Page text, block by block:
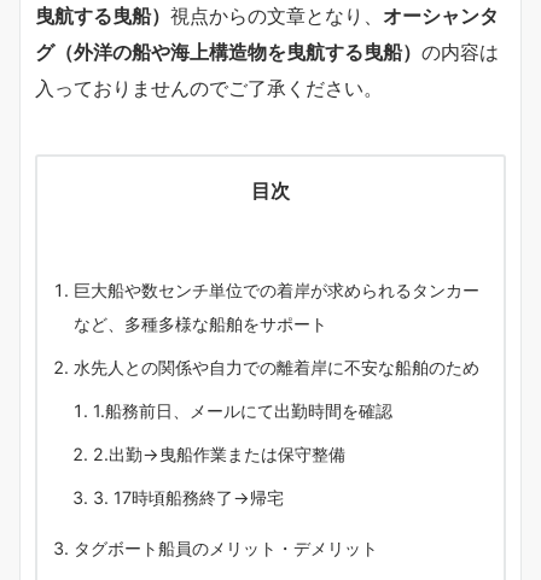
曳航する曳船） 視点からの文章となり、 オーシャンタ
グ（外洋の船や海上構造物を曳航する曳船） の内容は
入っておりませんのでご了承ください。
目次
巨大船や数センチ単位での着岸が求められるタンカー
など、多種多様な船舶をサポート
水先人との関係や自力での離着岸に不安な船舶のため
1.船務前日、メールにて出勤時間を確認
2.出勤→曳船作業または保守整備
3. 17時頃船務終了→帰宅
タグボート船員のメリット・デメリット